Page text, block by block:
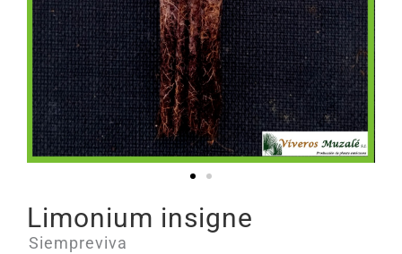
Limonium insigne
Siempreviva